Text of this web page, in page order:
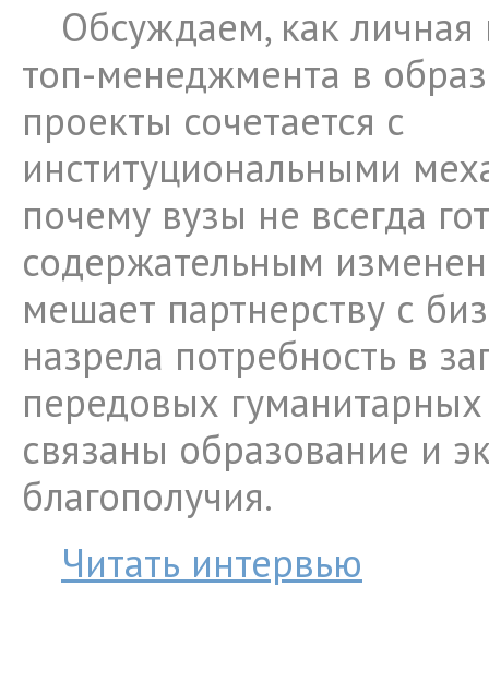
Обсуждаем, как личная
топ-менеджмента в
проекты сочетается с
институциональными
почему вузы не всегда
содержательным
мешает партнерству с
назрела потребность в
передовых
связаны образование и
благополучия.
Читать интервью